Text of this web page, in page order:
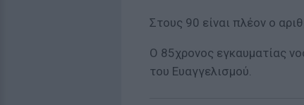
Στους 90 είναι πλέον ο
Ο 85χρονος εγκαυματίας
του Ευαγγελισμού.